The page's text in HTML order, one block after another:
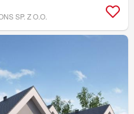
SP. Z O.O.